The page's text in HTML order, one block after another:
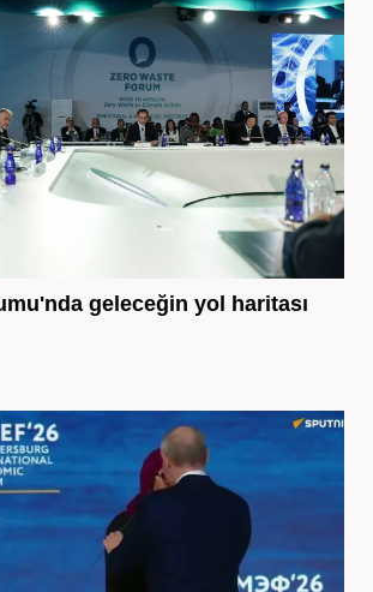
geleceğin yol haritası